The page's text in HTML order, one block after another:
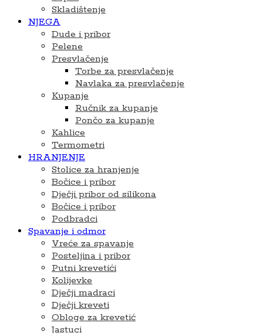
Skladištenje
NJEGA
Dude i pribor
Pelene
Presvlačenje
Torbe za presvlačenje
Navlaka za presvlačenje
Kupanje
Ručnik za kupanje
Pončo za kupanje
Kahlice
Termometri
HRANJENJE
Stolice za hranjenje
Bočice i pribor
Dječji pribor od silikona
Bočice i pribor
Podbradci
Spavanje i odmor
Vreće za spavanje
Posteljina i pribor
Putni krevetići
Kolijevke
Dječji madraci
Dječji kreveti
Obloge za krevetić
Jastuci